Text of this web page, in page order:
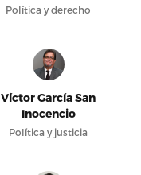
Política y derecho
Víctor García San
Inocencio
Política y justicia